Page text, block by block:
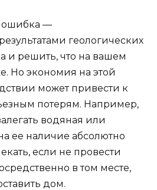
ошибка —
геологических
и решить, что на вашем
Но экономия на этой
может привести к
потерям. Например,
водяная или
ее наличие абсолютно
если не провести
в том месте,
дом.